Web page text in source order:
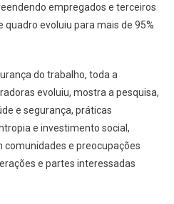
empregados e terceiros
quadro evoluiu para mais de 95%
do trabalho, toda a
evoluiu, mostra a pesquisa,
e segurança, práticas
e investimento social,
e preocupações
e partes interessadas